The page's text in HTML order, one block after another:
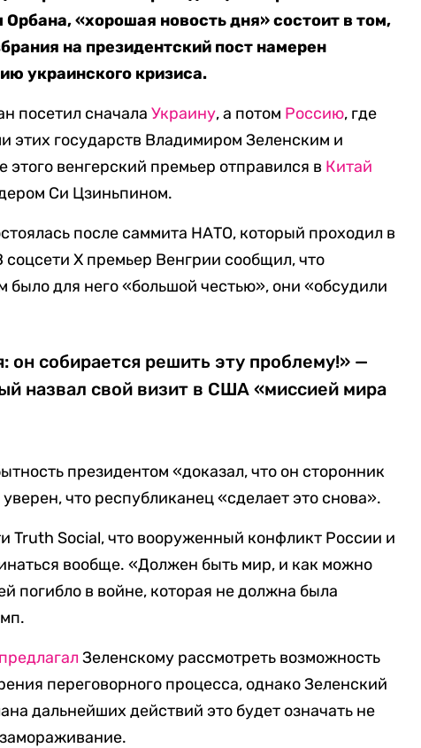
«хорошая новость дня» состоит в том,
на президентский пост намерен
украинского кризиса.
посетил сначалаУкраину, а потом Россию, где
этих государств Владимиром Зеленским и
венгерский премьер отправился в Китай
Си Цзиньпином.
после саммита НАТО, который проходил в
X премьер Венгрии сообщил, что
было для него «большой честью», они «обсудили
он собирается решить эту проблему!» —
назвал свой визит в США «миссией мира
президентом «доказал, что он сторонник
что республиканец «сделает это снова».
Truth Social, что вооруженный конфликт России и
вообще. «Должен быть мир, и как можно
погибло в войне, которая не должна была
предлагал Зеленскому рассмотреть возможность
переговорного процесса, однако Зеленский
дальнейших действий это будет означать не